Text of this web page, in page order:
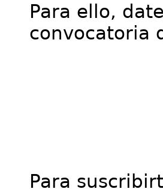
Para ello,
convocatoria
Para